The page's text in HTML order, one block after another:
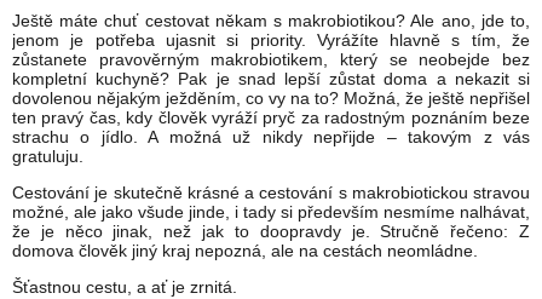
Ještě máte chuť cestovat někam s makrobiotikou? Ale ano, jde to,
jenom je potřeba ujasnit si priority. Vyrážíte hlavně s tím, že
zůstanete pravověrným makrobiotikem, který se neobejde bez
kompletní kuchyně? Pak je snad lepší zůstat doma a nekazit si
dovolenou nějakým ježděním, co vy na to? Možná, že ještě nepřišel
ten pravý čas, kdy člověk vyráží pryč za radostným poznáním beze
strachu o jídlo. A možná už nikdy nepřijde – takovým z vás
gratuluju.
Cestování je skutečně krásné a cestování s makrobiotickou stravou
možné, ale jako všude jinde, i tady si především nesmíme nalhávat,
že je něco jinak, než jak to doopravdy je. Stručně řečeno: Z
domova člověk jiný kraj nepozná, ale na cestách neomládne.
Šťastnou cestu, a ať je zrnitá.